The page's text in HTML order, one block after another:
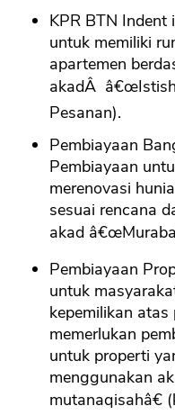
KPR BTN Indent
untuk memiliki
apartemen
akadÂ
Pesanan).
Pembiayaan
Pembiayaan
merenovasi
sesuai rencana
akad
Pembiayaan
untuk
kepemilikan
memerlukan
untuk properti
menggunakan
mutanaqisahâ€